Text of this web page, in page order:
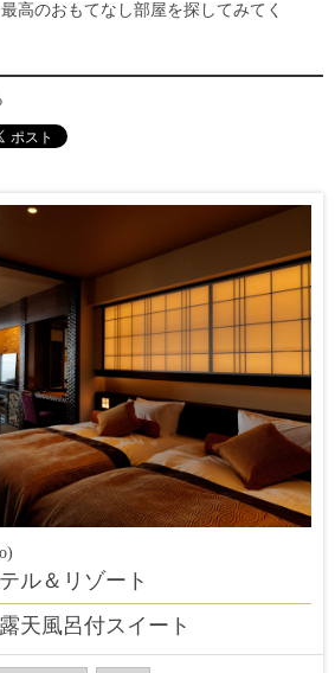
高のおもてなし部屋を探してみてく
ル＆リゾート
天風呂付スイート